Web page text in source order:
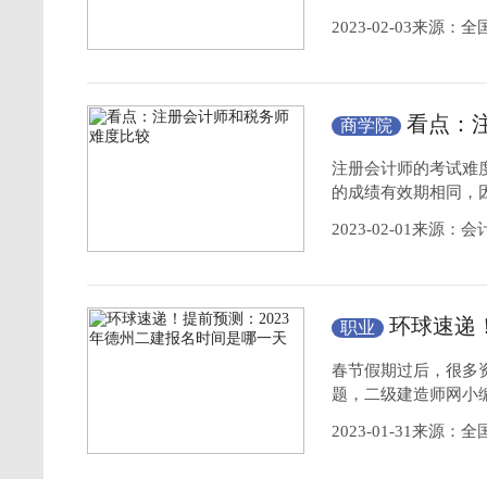
2023-02-03来源：全
商学院 看点：
注册会计师的考试难
的成绩有效期相同，
2023-02-01来源：会
职业
环球速递
间是哪一天
春节假期过后，很多
题，二级建造师网小
2023-01-31来源：全